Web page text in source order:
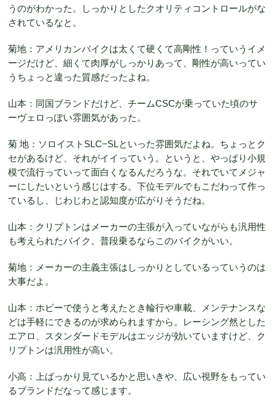
うのがわかった。しっかりとしたクオリティコントロールがな
されているなと。
菊地：アメリカンバイクは太くて硬くて高剛性！っていうイメ
ージだけど、細くて肉厚がしっかりあって、剛性が高いってい
うちょっと違った質感だったよね。
山本：同国ブランドだけど、チームCSCが乗っていた頃のサ
ーヴェロっぽい雰囲気があった。
菊 地：ソロイストSLC−SLといった雰囲気だよね。ちょっとク
セがあるけど、それがイイっていう。というと、やっぱり小規
模で流行っていって面白くなるんだろうな。それでいてメジャ
ーにしたいという感じはする。下位モデルでもこだわって作っ
ているし、じわじわと認知度が広がりそうだね。
山本：クリプトンはメーカーの主張が入っていながらも汎用性
も考えられたバイク。普段乗るならこのバイクがいい。
菊地：メーカーの主義主張はしっかりとしているっていうのは
大事だよ。
山本：ホビーで使うと考えたとき輪行や車載、メンテナンスな
どは手軽にできるのが求められますから。レーシング然とした
エアロ、スタンダードモデルはエッジが効いていますけど、ク
リプトンは汎用性が高い。
小高：上ばっかり見ているかと思いきや、広い視野をもってい
るブランドだなって感じます。